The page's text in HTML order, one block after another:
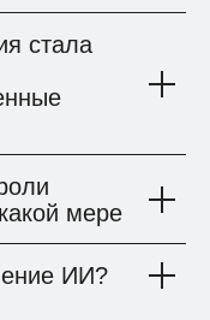
стала
мере
ИИ?